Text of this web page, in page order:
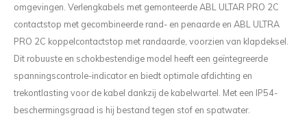
omgevingen. Verlengkabels met gemonteerde ABL ULTAR PRO 2C
contactstop met gecombineerde rand- en penaarde en ABL ULTRA
PRO 2C koppelcontactstop met randaarde, voorzien van klapdeksel.
Dit robuuste en schokbestendige model heeft een geïntegreerde
spanningscontrole-indicator en biedt optimale afdichting en
trekontlasting voor de kabel dankzij de kabelwartel. Met een IP54-
beschermingsgraad is hij bestand tegen stof en spatwater.